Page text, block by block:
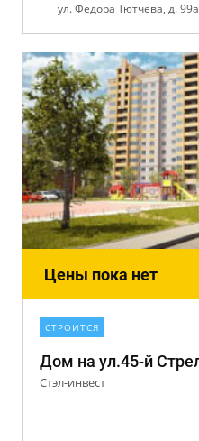
ул. Федора Тютчева, д. 99а
Цены пока нет
СТРОИТСЯ
Стэл-инвест